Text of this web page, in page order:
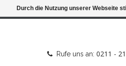
Rufe uns an: 0211 -
Durch die Nutzung unserer Webseite